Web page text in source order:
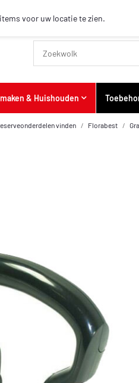
voor uw locatie te zien.
& Huishouden
vinden Florabest